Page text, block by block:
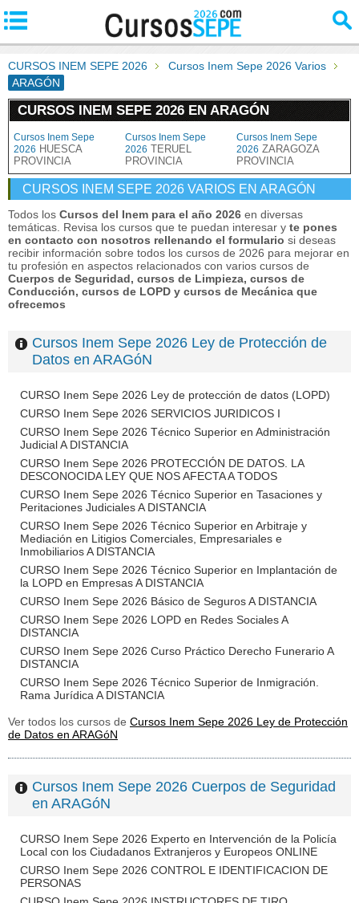
CURSOS INEM SEPE 2026
Cursos Inem Sepe 2026 Varios
ARAGÓN
CURSOS INEM SEPE 2026 EN ARAGÓN
Cursos Inem Sepe
2026 HUESCA
PROVINCIA
Cursos Inem Sepe
2026 TERUEL
PROVINCIA
Cursos Inem Sepe
2026 ZARAGOZA
PROVINCIA
CURSOS INEM SEPE 2026 VARIOS EN ARAGÓN
Todos los Cursos del Inem para el año 2026 en diversas
temáticas. Revisa los cursos que te puedan interesar y te pones
en contacto con nosotros rellenando el formulario si deseas
recibir información sobre todos los cursos de 2026 para mejorar en
tu profesión en aspectos relacionados con varios cursos de
Cuerpos de Seguridad, cursos de Limpieza, cursos de
Conducción, cursos de LOPD y cursos de Mecánica que
ofrecemos
Cursos Inem Sepe 2026 Ley de Protección de
Datos en ARAGóN
CURSO Inem Sepe 2026 Ley de protección de datos (LOPD)
CURSO Inem Sepe 2026 SERVICIOS JURIDICOS I
CURSO Inem Sepe 2026 Técnico Superior en Administración
Judicial A DISTANCIA
CURSO Inem Sepe 2026 PROTECCIÓN DE DATOS. LA
DESCONOCIDA LEY QUE NOS AFECTA A TODOS
CURSO Inem Sepe 2026 Técnico Superior en Tasaciones y
Peritaciones Judiciales A DISTANCIA
CURSO Inem Sepe 2026 Técnico Superior en Arbitraje y
Mediación en Litigios Comerciales, Empresariales e
Inmobiliarios A DISTANCIA
CURSO Inem Sepe 2026 Técnico Superior en Implantación de
la LOPD en Empresas A DISTANCIA
CURSO Inem Sepe 2026 Básico de Seguros A DISTANCIA
CURSO Inem Sepe 2026 LOPD en Redes Sociales A
DISTANCIA
CURSO Inem Sepe 2026 Curso Práctico Derecho Funerario A
DISTANCIA
CURSO Inem Sepe 2026 Técnico Superior de Inmigración.
Rama Jurídica A DISTANCIA
Ver todos los cursos de Cursos Inem Sepe 2026 Ley de Protección
de Datos en ARAGóN
Cursos Inem Sepe 2026 Cuerpos de Seguridad
en ARAGóN
CURSO Inem Sepe 2026 Experto en Intervención de la Policía
Local con los Ciudadanos Extranjeros y Europeos ONLINE
CURSO Inem Sepe 2026 CONTROL E IDENTIFICACION DE
PERSONAS